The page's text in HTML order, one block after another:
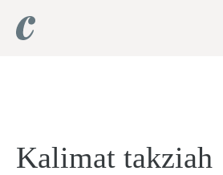
Kalimat takziah